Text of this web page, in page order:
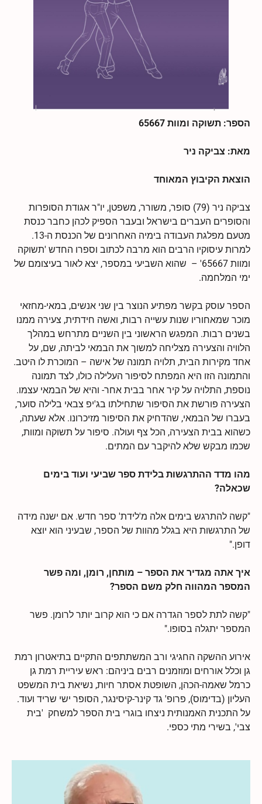
הספר: תשוקה ומוות 65667
מאת: צביקה ניר
הוצאת הקיבוץ המאוחד
צביקה ניר (79) סופר, משורר, משפטן, יו"ר אגודת הסופרות
והסופרים העברים בישראל ובעבר הספיק לכהן כחבר כנסת
מטעם מפלגת העבודה בימיה האחרונים של הכנסת ה-13.
למרות עיסוקיו הרבים הוא מרבה לכתוב וספרו החדש 'תשוקה
ומוות 65667' – שהוא השביעי במספר, יצא לאור בעיצומם של
ימי המלחמה.
הספר עוסק בקשר מפתיע הנוצר בין שני אנשים, במאי-מחזאי
מוכר שמאחוריו שנות עשייה רבות, ואשה חידתית, צעירה ממנו
בשנים רבות. המפגש הראשוני בין השניים מתרחש במהלך
הלוויה והצעירה מצליחה למשוך את הבמאי לביתה, שם, על
אחד מקירות הבית, תלויה תמונה של אישה – המוכרת לו היטב.
והתמונה הזו היא המפתח לסיפור העלילה כולו, לצד תמונה
נוספת, התלויה על קיר אחר בבית אחר- והיא של הבמאי עצמו.
הצעירה פורשת את הסיפור שתחילתו בג'יפ צבאי בלילה סוער,
בעברו של הבמאי, שהדחיק את הסיפור מזיכרונו. אלא שעתה,
כשהוא בבית הצעירה, הכל צף ועולה. סיפור על תשוקה ומוות,
שכמו מבקש שלא להיקבר עם המתים.
מהו מדד ההתרגשות בלידת ספר שביעי ועוד בימים
שכאלה?
"קשה להתרגש בימים אלה מ'לידת' ספר חדש. אם ישנה מידה
של התרגשות היא בגלל מהוות של הספר, שבעיני הוא יוצא
דופן."
איך אתה מגדיר את הספר – מותחן, רומן, ומה פשר
המספר המהווה חלק משם הספר?
"קשה לתת לספר הגדרה אם כי הוא קרוב יותר לרומן. פשר
המספר יתגלה בסופו."
אירוע ההשקה החגיגי ורב המשתתפים התקיים בתיאטרון רמת
גן וכלל אורחים ומוזמנים רבים ביניהם: ראש עיריית רמת גן
כרמל שאמה-הכהן, השופטת אסתר חיות, נשיאת בית המשפט
העליון (בדימוס), פרופ' גד קינר-קיסינגר, הסופר ישי שריד ועוד.
על התכנית האמנותית ניצחו בוגרי בית הספר למשחק 'בית
צבי', בשירי מתי כספי.